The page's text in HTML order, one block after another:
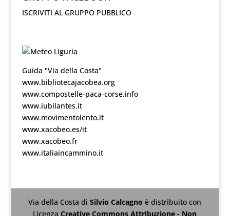
ISCRIVITI AL GRUPPO PUBBLICO
Guida "Via della Costa"
www.bibliotecajacobea.org
www.compostelle-paca-corse.info
www.iubilantes.it
www.movimentolento.it
www.xacobeo.es/it
www.xacobeo.fr
www.italiaincammino.it
Via della Costa diSilvio Calcagnoè distribuito con
LicenzaCreative Commons Attribuzione - Non